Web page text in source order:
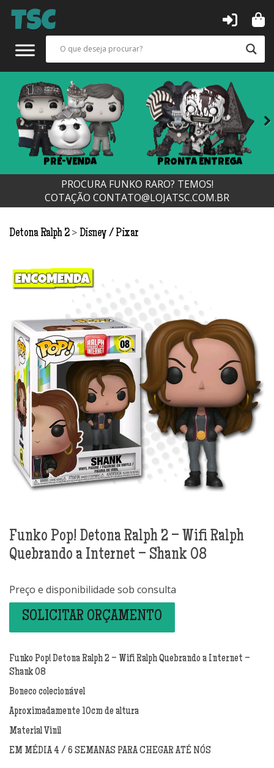
PRÉ-VENDA PRONTA ENTREGA
Next
PROCURA FUNKO RARO? TEMOS!
COTAÇÃO CONTATO@LOJATSC.COM.BR
Detona Ralph 2 > Disney / Pixar
Funko Pop! Detona Ralph 2 – Wifi Ralph
Quebrando a Internet – Shank 08
Preço e disponibilidade sob consulta
SOLICITAR ORÇAMENTO
Funko Pop! Detona Ralph 2 – Wifi Ralph Quebrando a Internet –
Shank 08
Boneco colecionável
Aproximadamente 10cm de altura
Material Vinil
EM MÉDIA 4 / 6 SEMANAS PARA CHEGAR ATÉ NÓS